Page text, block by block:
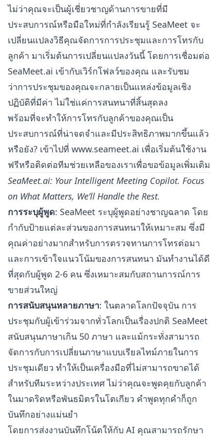
ไม่ว่าคุณจะเป็นผู้เชี่ยวชาญด้านการขายที่มี
ประสบการณ์หรือมือใหม่ที่กำลังเรียนรู้ SeaMeet จะ
เปลี่ยนแปลงวิธีคุณจัดการการประชุมและการโทรกับ
ลูกค้า มาเริ่มต้นการเปลี่ยนแปลงวันนี้ โดยการเชื่อมต่อ
SeaMeet.ai เข้ากับเวิร์กโฟลว์ของคุณ และรับชม
ว่าการประชุมของคุณจะกลายเป็นแหล่งข้อมูลเชิง
ปฏิบัติที่มีค่า ไม่ใช่แค่การสนทนาที่สิ้นสุดลง
พร้อมที่จะทำให้การโทรกับลูกค้าของคุณเป็น
ประสบการณ์ที่น่าจดจำและมีประสิทธิภาพมากขึ้นแล้ว
หรือยัง? เข้าไปที่ www.seameet.ai เพื่อเริ่มต้นใช้งาน
ฟรีหรือติดต่อทีมช่วยเหลือของเราเพื่อขอข้อมูลเพิ่มเติม
SeaMeet.ai: Your Intelligent Meeting Copilot. Focus
on What Matters, We’ll Handle the Rest.
การระบุผู้พูด: SeaMeet ระบุผู้พูดอย่างชาญฉลาด โดย
กำกับป้ายแต่ละส่วนของการสนทนาให้เหมาะสม ซึ่งมี
คุณค่าอย่างมากสำหรับการตรวจทานการโทรต่อมา
และการเข้าใจแนวโน้มของการสนทนา มันทำงานได้ดี
ที่สุดกับผู้พูด 2-6 คน ซึ่งเหมาะสมกับสถานการณ์การ
ขายส่วนใหญ่
การสนับสนุนหลายภาษา: ในตลาดโลกปัจจุบัน การ
ประชุมกับผู้เข้าร่วมจากทั่วโลกเป็นเรื่องปกติ SeaMeet
สนับสนุนภาษาเกิน 50 ภาษา และแม้กระทั่งสามารถ
จัดการกับการเปลี่ยนภาษาแบบเรียลไทม์ภายในการ
ประชุมเดียว ทำให้เป็นเครื่องมือที่ไม่สามารถขาดได้
สำหรับทีมระหว่างประเทศ ไม่ว่าคุณจะพูดคุยกับลูกค้า
ในมาดริดหรือพันธมิตรในโตเกียว คำพูดทุกคำก็ถูก
บันทึกอย่างแม่นยำ
โดยการส่งงานบันทึกโน้ตให้กับ AI คุณสามารถรักษา